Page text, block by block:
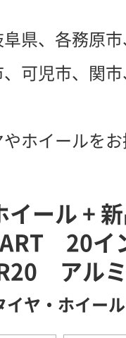
阜県、各務原
、可児市、関
やホイールを
イール +
20
アル
イヤ・ホイー